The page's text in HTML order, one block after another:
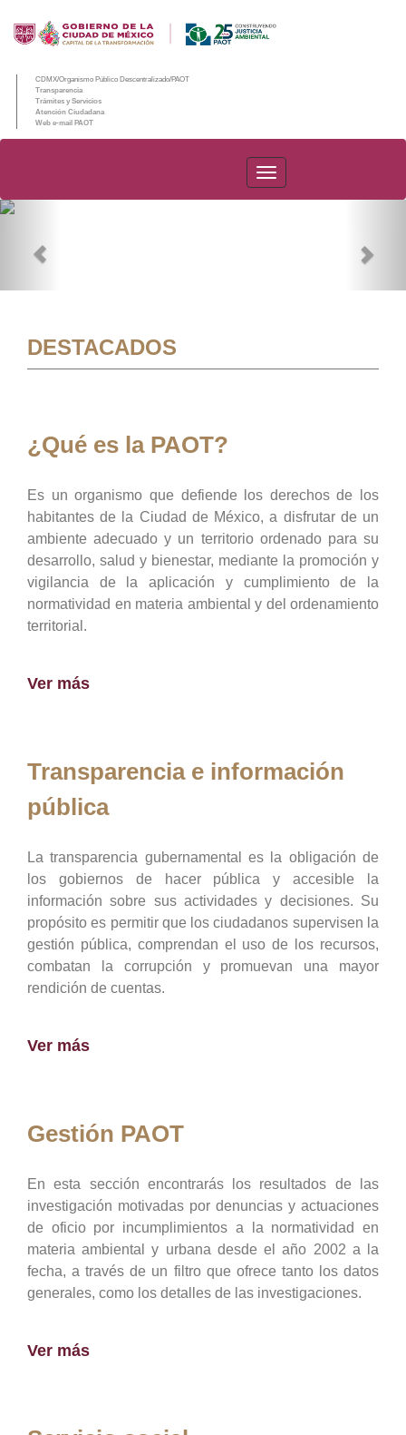
CDMX/Organismo Público Descentralizado/PAOT
Transparencia
Trámites y Servicios
Atención Ciudadana
Web e-mail PAOT
PAOT
DESTACADOS
¿Qué es la PAOT?
Es un organismo que defiende los derechos de los
habitantes de la Ciudad de México, a disfrutar de un
ambiente adecuado y un territorio ordenado para su
desarrollo, salud y bienestar, mediante la promoción y
vigilancia de la aplicación y cumplimiento de la
normatividad en materia ambiental y del ordenamiento
territorial.
Ver más
Transparencia e información
pública
La transparencia gubernamental es la obligación de
los gobiernos de hacer pública y accesible la
información sobre sus actividades y decisiones. Su
propósito es permitir que los ciudadanos supervisen la
gestión pública, comprendan el uso de los recursos,
combatan la corrupción y promuevan una mayor
rendición de cuentas.
Ver más
Gestión PAOT
En esta sección encontrarás los resultados de las
investigación motivadas por denuncias y actuaciones
de oficio por incumplimientos a la normatividad en
materia ambiental y urbana desde el año 2002 a la
fecha, a través de un filtro que ofrece tanto los datos
generales, como los detalles de las investigaciones.
Ver más